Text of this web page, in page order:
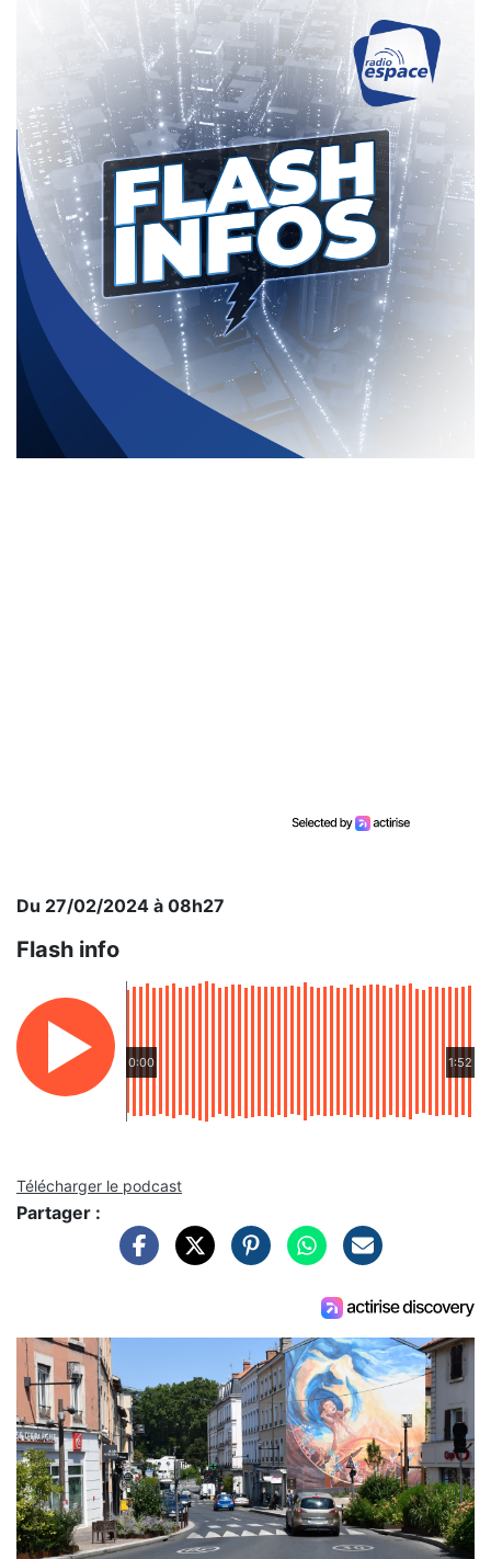
Du 27/02/2024 à 08h27
Flash info
0:00 1:52
Télécharger le podcast
Partager :